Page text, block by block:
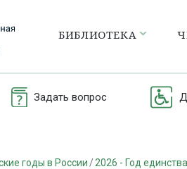
БИБЛИОТЕКА
Задать вопрос
годы в России
2026 - Год